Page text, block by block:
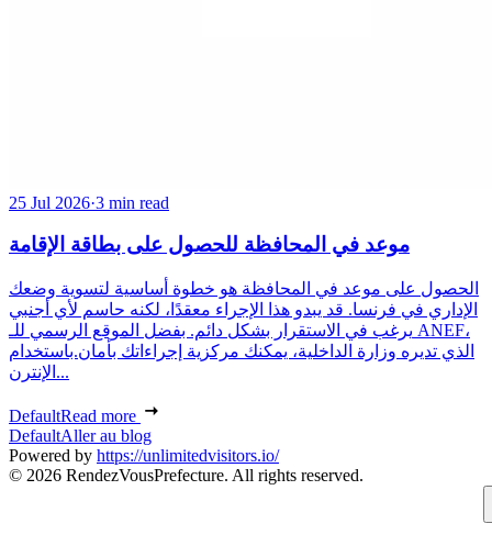
25 Jul 2026·3 min read
موعد في المحافظة للحصول على بطاقة الإقامة
الحصول على موعد في المحافظة هو خطوة أساسية لتسوية وضعك
الإداري في فرنسا. قد يبدو هذا الإجراء معقدًا، لكنه حاسم لأي أجنبي
يرغب في الاستقرار بشكل دائم. بفضل الموقع الرسمي للـ ANEF،
الذي تديره وزارة الداخلية، يمكنك مركزية إجراءاتك بأمان.باستخدام
الإنترن...
DefaultRead more
DefaultAller au blog
Powered by https://unlimitedvisitors.io/
© 2026 RendezVousPrefecture. All rights reserved.